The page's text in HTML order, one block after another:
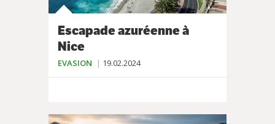
Escapade azuréenne à
Nice
EVASION 19.02.2024